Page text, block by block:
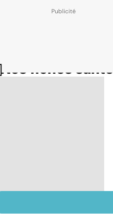
Nos fiches santé
douleurs liées aux